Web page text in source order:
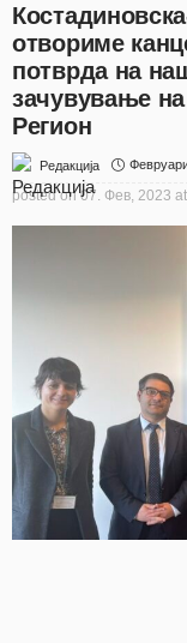
отвориме
потврда на
зачувување
Регион
Редакција
posted on 07. Фев, 2023